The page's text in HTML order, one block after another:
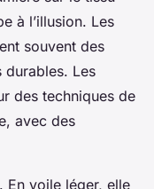
à l’illusion. Les
souvent des
durables. Les
des techniques de
avec des
En voile léger, elle